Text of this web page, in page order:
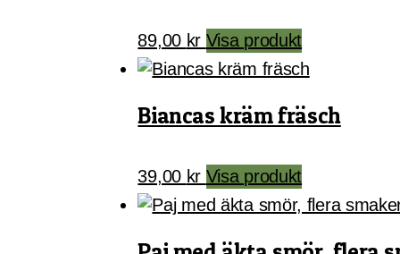
89,00 kr Visa produkt
Biancas kräm fräsch
39,00 kr Visa produkt